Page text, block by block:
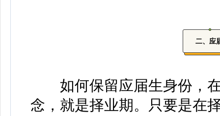
二、应
如何保留应届生身份，在
念，就是择业期。只要是在